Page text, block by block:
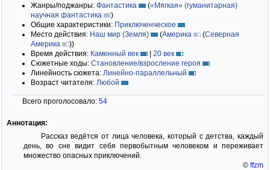
Жанры/поджанры: Фантастика («Мягкая» (гуманитарная)
научная фантастика
)
Общие характеристики: Приключенческое
Место действия: Наш мир (Земля) (Америка (Северная
Америка
))
Время действия: Каменный век | 20 век
Сюжетные ходы: Становление/взросление героя
Линейность сюжета: Линейно-параллельный
Возраст читателя: Любой
Всего проголосовало: 54
Аннотация:
Рассказ ведётся от лица человека, который с детства, каждый
день, во сне видит себя первобытным человеком и переживает
множество опасных приключений.
© ffzm